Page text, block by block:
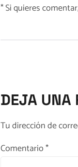
* Si quieres
DEJA UNA
Tu dirección de
Comentario*